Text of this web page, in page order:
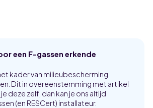
een F-gassen erkende
kader van milieubescherming
Dit in overeenstemming met artikel
deze zelf, dan kan je ons altijd
(en RESCert) installateur.